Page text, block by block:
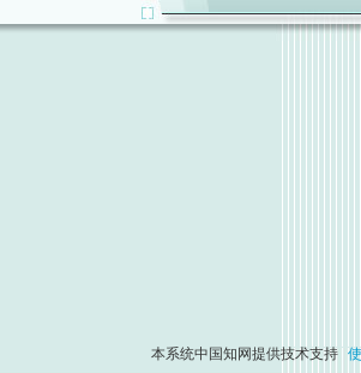
本系统中国知网提供技术支持